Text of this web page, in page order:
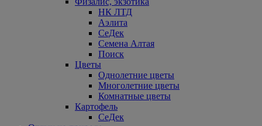
НК ЛТД
Аэлита
СеДек
Семена Алтая
Поиск
Цветы
Однолетние цветы
Многолетние цветы
Комнатные цветы
Картофель
СеДек